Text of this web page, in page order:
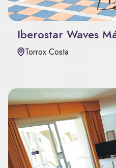
Iberostar Waves
Torrox Costa